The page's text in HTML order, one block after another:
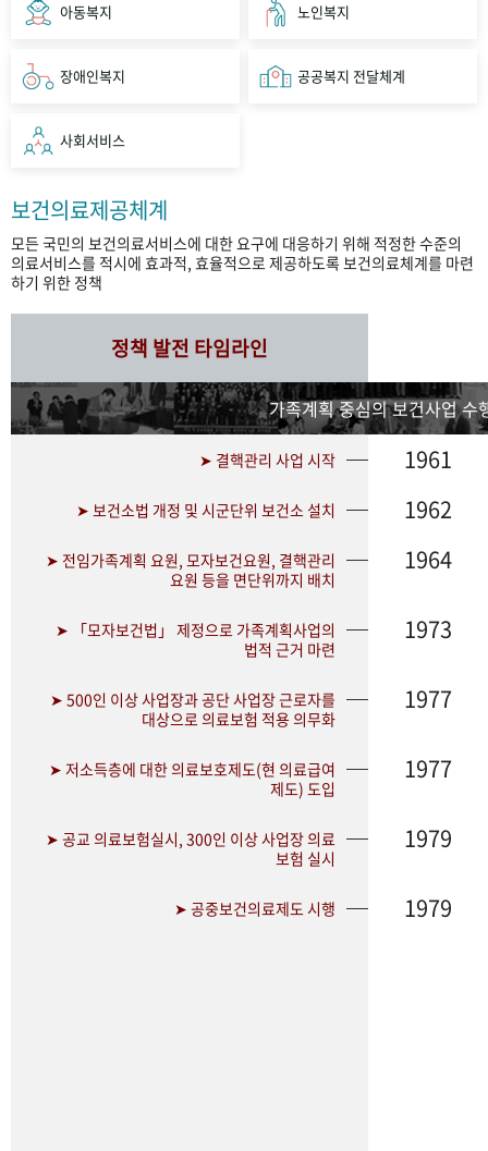
아동복지 노인복지
장애인복지 공공복지 전달체계
사회서비스
보건의료제공체계
모든 국민의 보건의료서비스에 대한 요구에 대응하기 위해 적정한 수준의
의료서비스를 적시에 효과적, 효율적으로 제공하도록 보건의료체계를 마련
하기 위한 정책
정책 발전 타임라인
가족계획 중심의 보건사업 수
➤ 결핵관리 사업 시작 1961
➤ 보건소법 개정 및 시군단위 보건소 설치 1962
➤ 전임가족계획 요원, 모자보건요원, 결핵관리
요원 등을 면단위까지 배치
1964
➤ 「모자보건법」 제정으로 가족계획사업의
법적 근거 마련
1973
➤ 500인 이상 사업장과 공단 사업장 근로자를
대상으로 의료보험 적용 의무화
1977
➤ 저소득층에 대한 의료보호제도(현 의료급여
제도) 도입
1977
➤ 공교 의료보험실시, 300인 이상 사업장 의료
보험 실시
1979
➤ 공중보건의료제도 시행 1979